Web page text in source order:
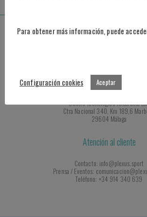
Madrid
Marbella
Centro Tecnológico Andalucía
Ctra Nacional 340, Km 189,6
29604 Málaga
Atención al cliente
Contacto: info@plexus.sport
Prensa / Eventos:
Teléfono: +34 914 340 639
Para obtener más información, puede
Configuración cookies Aceptar